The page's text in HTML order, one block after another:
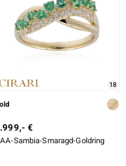
18
€
Sambia-Smaragd-Goldring